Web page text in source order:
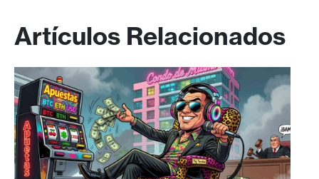
Artículos Relacionados